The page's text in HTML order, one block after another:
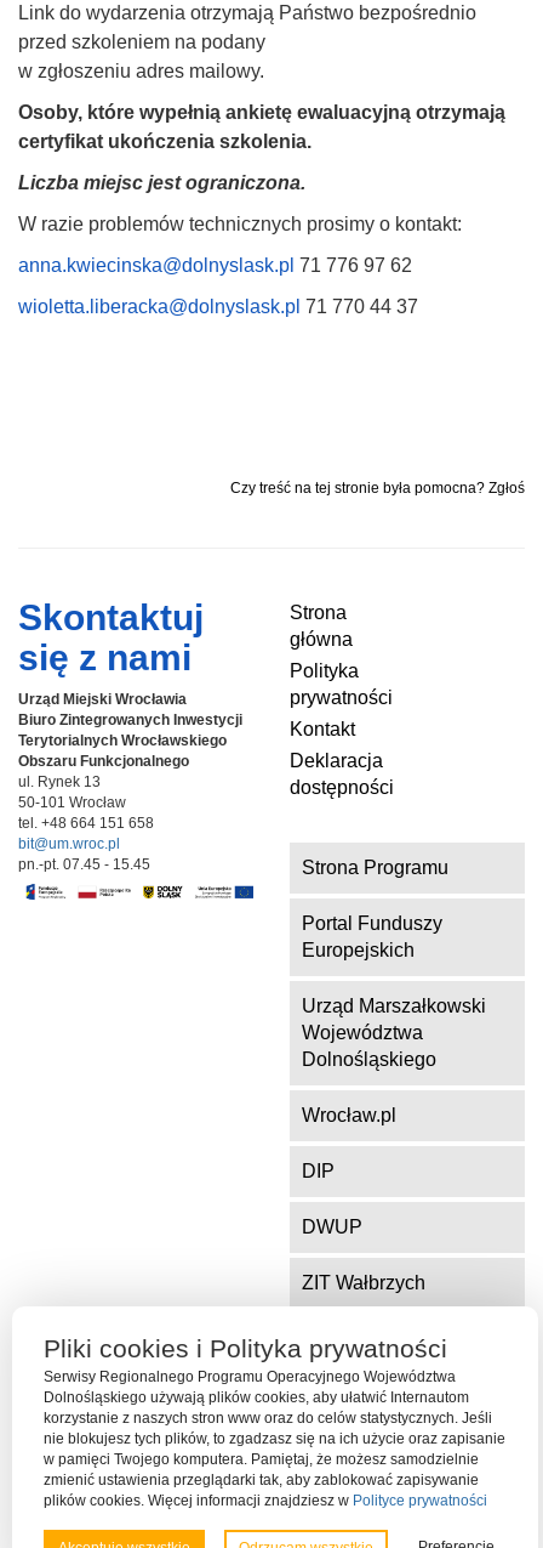
Link do wydarzenia otrzymają Państwo bezpośrednio
przed szkoleniem na podany
w zgłoszeniu adres mailowy.
Osoby, które wypełnią ankietę ewaluacyjną otrzymają
certyfikat ukończenia szkolenia.
Liczba miejsc jest ograniczona.
W razie problemów technicznych prosimy o kontakt:
anna.kwiecinska@dolnyslask.pl 71 776 97 62
wioletta.liberacka@dolnyslask.pl 71 770 44 37
Czy treść na tej stronie była pomocna? Zgłoś
Skontaktuj
się z nami
Urząd Miejski Wrocławia
Biuro Zintegrowanych Inwestycji
Terytorialnych Wrocławskiego
Obszaru Funkcjonalnego
ul. Rynek 13
50-101 Wrocław
tel. +48 664 151 658
bit@um.wroc.pl
pn.-pt. 07.45 - 15.45
Strona
główna
Polityka
prywatności
Kontakt
Deklaracja
dostępności
Strona Programu
Portal Funduszy
Europejskich
Urząd Marszałkowski
Województwa
Dolnośląskiego
Wrocław.pl
DIP
DWUP
ZIT Wałbrzych
ZIT Jelenia Góra
Serwis współfinansowany ze środków Funduszu Spójności Unii
Europejskiej w ramach Programu Operacyjnego Pomoc Techniczna
2014-2020
Pliki cookies i Polityka prywatności
Serwisy Regionalnego Programu Operacyjnego Województwa
Dolnośląskiego używają plików cookies, aby ułatwić Internautom
korzystanie z naszych stron www oraz do celów statystycznych. Jeśli
nie blokujesz tych plików, to zgadzasz się na ich użycie oraz zapisanie
w pamięci Twojego komputera. Pamiętaj, że możesz samodzielnie
zmienić ustawienia przeglądarki tak, aby zablokować zapisywanie
plików cookies. Więcej informacji znajdziesz w Polityce prywatności